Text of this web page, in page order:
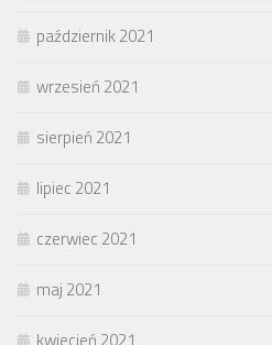
październik 2021
wrzesień 2021
sierpień 2021
lipiec 2021
czerwiec 2021
maj 2021